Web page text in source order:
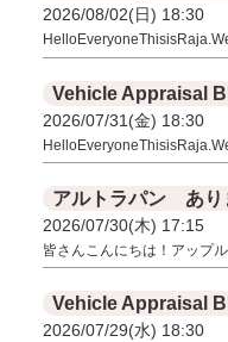
2026/08/02(日) 18:30
Vehicle Appraisal
2026/07/31(金) 18:30
アルトラパン あり
2026/07/30(木) 17:15
皆さんこんにちは！アップ
Vehicle Appraisal
2026/07/29(水) 18:30